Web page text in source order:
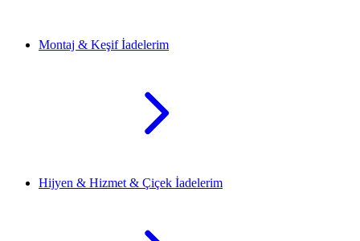
Montaj & Keşif İadelerim
Hijyen & Hizmet & Çiçek İadelerim